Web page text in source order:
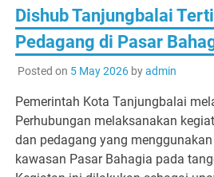
Dishub Tanjungbalai
Pedagang di Pasar
Posted on 5 May 2026byadmin
Pemerintah Kota Tanjungbalai
Perhubungan melaksanakan
dan pedagang yang
kawasan Pasar Bahagia pada